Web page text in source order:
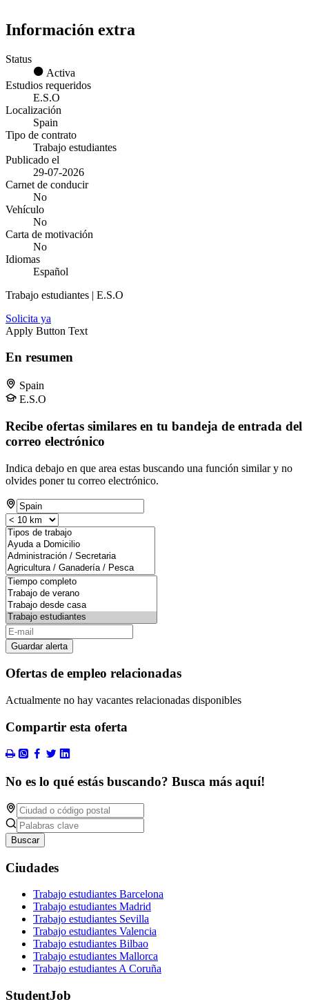
Información extra
Status
Activa
Estudios requeridos
E.S.O
Localización
Spain
Tipo de contrato
Trabajo estudiantes
Publicado el
29-07-2026
Carnet de conducir
No
Vehículo
No
Carta de motivación
No
Idiomas
Español
Trabajo estudiantes | E.S.O
Solicita ya
Apply Button Text
En resumen
Spain
E.S.O
Recibe ofertas similares en tu bandeja de entrada del
correo electrónico
Indica debajo en que area estas buscando una función similar y no
olvides poner tu correo electrónico.
Guardar alerta
Ofertas de empleo relacionadas
Actualmente no hay vacantes relacionadas disponibles
Compartir esta oferta
No es lo qué estás buscando? Busca más aquí!
Buscar
Ciudades
Trabajo estudiantes Barcelona
Trabajo estudiantes Madrid
Trabajo estudiantes Sevilla
Trabajo estudiantes Valencia
Trabajo estudiantes Bilbao
Trabajo estudiantes Mallorca
Trabajo estudiantes A Coruña
StudentJob